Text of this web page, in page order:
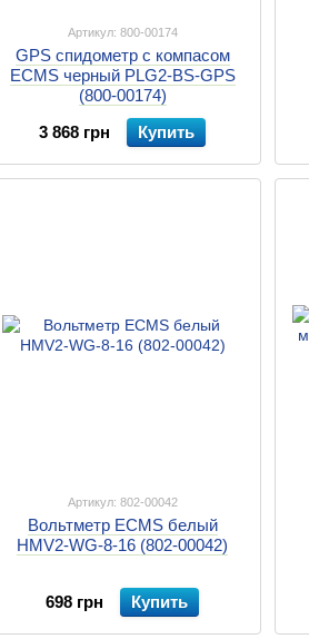
Артикул: 800-00174
GPS спидометр с компасом
ECMS черный PLG2-BS-GPS
(800-00174)
3 868 грн
Купить
Артикул: 802-00042
Вольтметр ECMS белый
HMV2-WG-8-16 (802-00042)
698 грн Купить